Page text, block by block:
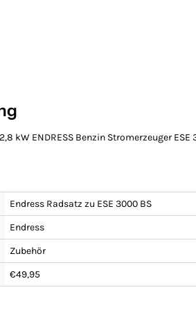
kW ENDRESS Benzin Stromerzeuger ESE
Endress Radsatz zu ESE 3000 BS
Endress
Zubehör
€49,95